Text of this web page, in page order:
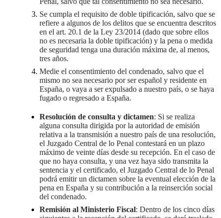
Se cumpla el requisito de doble tipificación, salvo que se
refiere a algunos de los delitos que se encuentra descritos
en el art. 20.1 de la Ley 23/2014 (dado que sobre ellos
no es necesaria la doble tipificación) y la pena o medida
de seguridad tenga una duración máxima de, al menos,
tres años.
Medie el consentimiento del condenado, salvo que el
mismo no sea necesario por ser español y residente en
España, o vaya a ser expulsado a nuestro país, o se haya
fugado o regresado a España.
Resolución de consulta y dictamen: Si se realiza
alguna consulta dirigida por la autoridad de emisión
relativa a la transmisión a nuestro país de una resolución,
el Juzgado Central de lo Penal contestará en un plazo
máximo de veinte días desde su recepción. En el caso de
que no haya consulta, y una vez haya sido transmita la
sentencia y el certificado, el Juzgado Central de lo Penal
podrá emitir un dictamen sobre la eventual elección de la
pena en España y su contribución a la reinserción social
del condenado.
Remisión al Ministerio Fiscal: Dentro de los cinco días